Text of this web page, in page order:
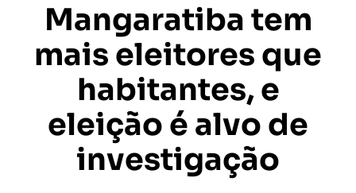
Mangaratiba tem
mais eleitores que
habitantes, e
eleição é alvo de
investigação